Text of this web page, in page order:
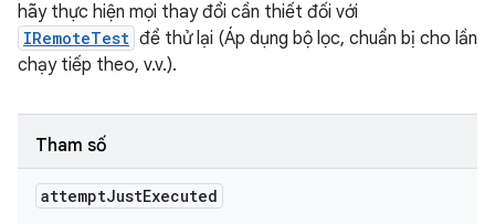
hãy thực hiện mọi thay đổi cần thiết đối với
IRemoteTest để thử lại (Áp dụng bộ lọc, chuẩn bị cho lần
chạy tiếp theo, v.v.).
Tham số
attemptJustExecuted